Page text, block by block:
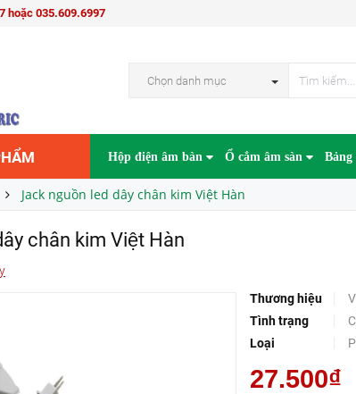
hoặc 035.609.6997
Chọn danh mục
Hộp điện âm bàn Ổ cắm âm sàn Bảng
Jack nguồn led dây chân kim Việt Hàn
chân kim Việt Hàn
Thương hiệu
Tình trạng
Loại
27.500₫
chân kim Việt Hàn